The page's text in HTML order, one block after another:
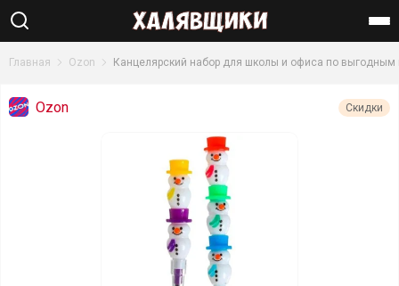
Найти
Главная Ozon Канцелярский набор для школы и офиса по выгодным
Ozon Скидки